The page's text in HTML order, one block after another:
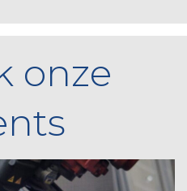
onze